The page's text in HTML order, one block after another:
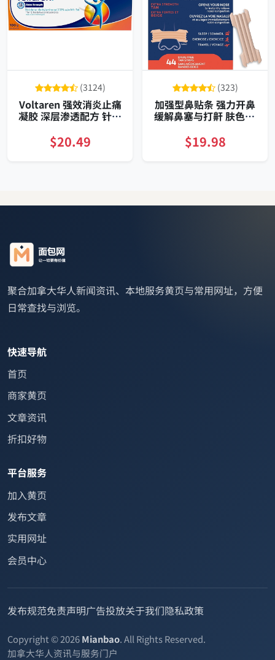
(3124)
Voltaren 强效消炎止痛
凝胶 深层渗透配方 针对
解 100g
$20.49
(323)
加强型鼻贴条 强力开鼻
缓解鼻塞与打鼾 肤色44
$19.98
聚合加拿大华人新闻资讯、本地服务黄页与常用网址，方便
日常查找与浏览。
快速导航
首页
商家黄页
文章资讯
折扣好物
平台服务
加入黄页
发布文章
实用网址
会员中心
发布规范免责声明广告投放关于我们隐私政策
Copyright © 2026Mianbao. All Rights Reserved.
加拿大华人资讯与服务门户